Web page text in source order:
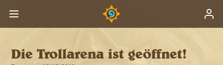
Die Trollarena ist geöffnet!